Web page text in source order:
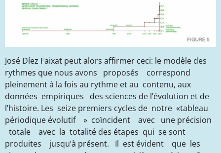
José Díez Faixat peut alors affirmer ceci: le modèle des
rythmes que nous avons proposés correspond
pleinement à la fois au rythme et au contenu, aux
données empiriques des sciences de l’évolution et de
l’histoire. Les seize premiers cycles de notre «tableau
périodique évolutif » coïncident avec une précision
totale avec la totalité des étapes qui se sont
produites jusqu’à présent. Il est évident que les